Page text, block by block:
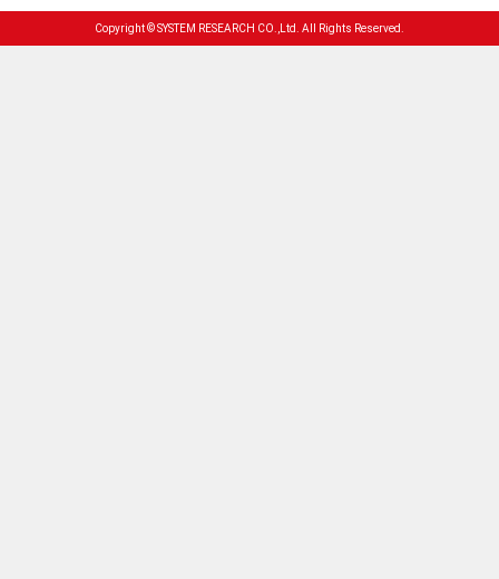
Copyright © SYSTEM RESEARCH CO.,Ltd. All Rights Reserved.